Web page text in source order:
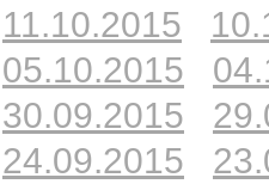
11.10.2015
05.10.2015
30.09.2015
24.09.2015